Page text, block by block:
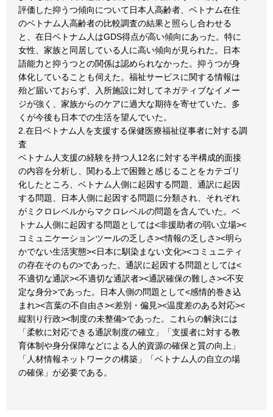
評価した抑うつ傾向について日本人高齢者、ベトナム在住
のベトナム人高齢者の比較調査の結果と照らし合わせる
と、在日ベトナム人はGDS得点が高い傾向にあった。特に
女性、家族と同居している人に高い傾向が見られた。日本
語能力と抑うつとの関係は認められなかった。抑うつが身
体化していることも伺えた。福祉サービスに関する情報は
殆ど届いておらず、入所施設に対してネガティブなイメー
ジが強く、家族からのケアに過大な期待を寄せていた。多
くが今後も日本での生活を望んでいた。
2.在日ベトナム人を支援する保健医療福祉従事者に対する調
査
ベトナム人支援の経験を持つ人12名に対する半構成的面接
の内容を分析し、関わる上で困難と感じることをカテゴリ
化したところ、ベトナム人側に起因する問題、通訳に起因
する問題、日本人側に起因する問題に分類され、それぞれ
がミクロレベルからマクロレベルの問題を含んでいた。ベ
トナム人側に起因する問題としては<非援助者の弱い立場><
コミュニケーションツールの乏しさ><情報の乏しさ><明ら
かでない生活実態><日本に馴染まない文化><コミュニティ
の存在そのもの>であった。通訳に起因する問題としては<
不適切な通訳><不適切な通訳者><通訳確保の難しさ><不安
定な身分>であった。日本人側の問題として<感情的巻き込
まれ><言葉の不自由さ><差別・偏見><温度差のある対応><
縦割り行政><制度の未整備>であった。これらの解決には
「柔軟に対応できる通訳制度の確立」「支援者に対する教
育体制や身分保障などによる人的資源の確保と質の向上」
「人材情報ネットワークの構築」「ベトナム人の自立の場
の確保」が必要である。